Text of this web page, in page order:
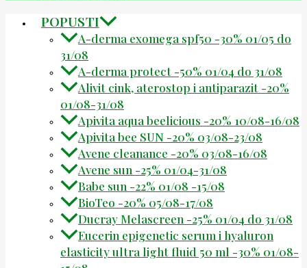
POPUSTI
A-derma exomega spf50 -30% 01/05 do
31/08
A-derma protect -50% 01/04 do 31/08
Alivit cink, aterostop i antiparazit -20%
01/08-31/08
Apivita aqua beelicious -20% 10/08-16/08
Apivita bee SUN -20% 03/08-23/08
Avene cleanance -20% 03/08-16/08
Avene sun -25% 01/04-31/08
Babe sun -22% 01/08 -15/08
BioTeo -20% 05/08-17/08
Ducray Melascreen -25% 01/04 do 31/08
Eucerin epigenetic serum i hyaluron
elasticity ultra light fluid 50 ml -30% 01/08-